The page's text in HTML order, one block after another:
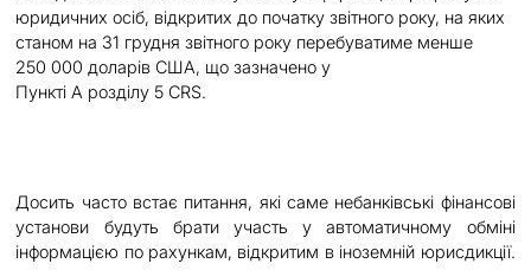
юридичних осіб, відкритих до початку звітного року, на яких
станом на 31 грудня звітного року перебуватиме менше
250 000 доларів США, що зазначено у
Пункті А розділу 5 CRS.
Досить часто встає питання, які саме небанківські фінансові
установи будуть брати участь у автоматичному обміні
інформацією по рахункам, відкритим в іноземній юрисдикції.